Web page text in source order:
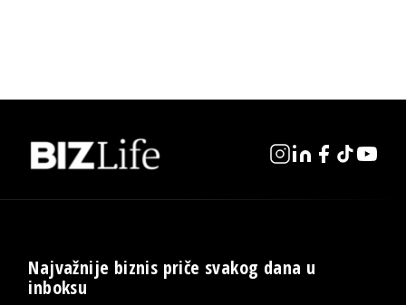
Najvažnije biznis priče svakog dana u
inboksu